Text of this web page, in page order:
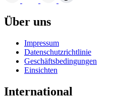
Über uns
Impressum
Datenschutzrichtlinie
Geschäftsbedingungen
Einsichten
International